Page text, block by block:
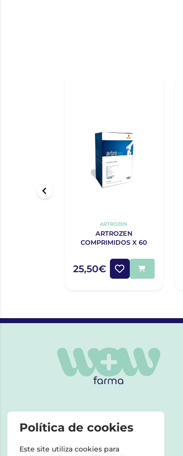
ARTROZEN
ARTROZEN
COMPRIMIDOS X 60
25,50€
Política de cookies
Este site utiliza cookies para